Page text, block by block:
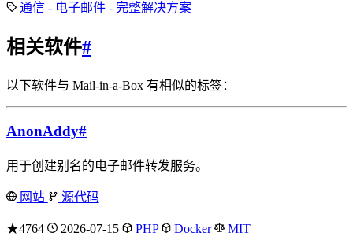
通信 - 电子邮件 - 完整解决方案
相关软件#
以下软件与 Mail-in-a-Box 有相似的标签：
AnonAddy#
用于创建别名的电子邮件转发服务。
网站 源代码
★4764 2026-07-15 PHP Docker MIT